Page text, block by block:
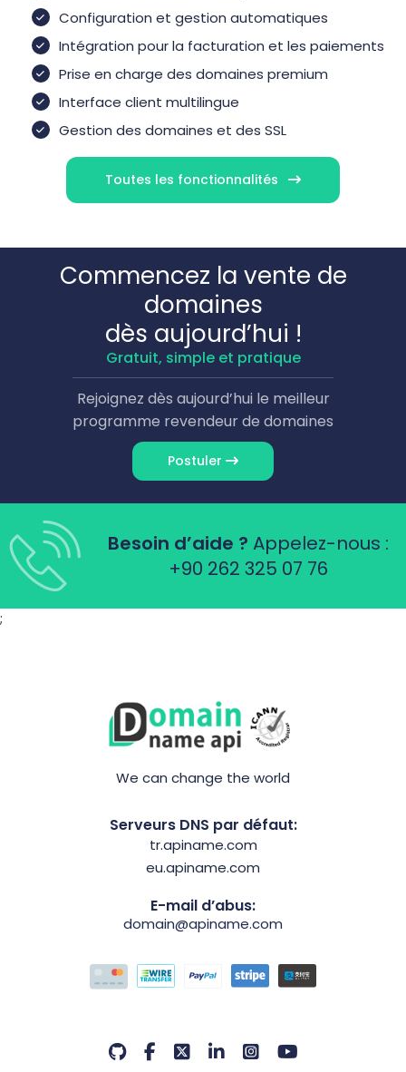
Configuration et gestion automatiques
Intégration pour la facturation et les paiements
Prise en charge des domaines premium
Interface client multilingue
Gestion des domaines et des SSL
Toutes les fonctionnalités
Commencez la vente de
domaines
dès aujourd’hui !
Gratuit, simple et pratique
Rejoignez dès aujourd’hui le meilleur
programme revendeur de domaines
Postuler
Besoin d’aide ? Appelez-nous :
+90 262 325 07 76
;
We can change the world
Serveurs DNS par défaut:
tr.apiname.com
eu.apiname.com
E-mail d’abus:
domain@apiname.com